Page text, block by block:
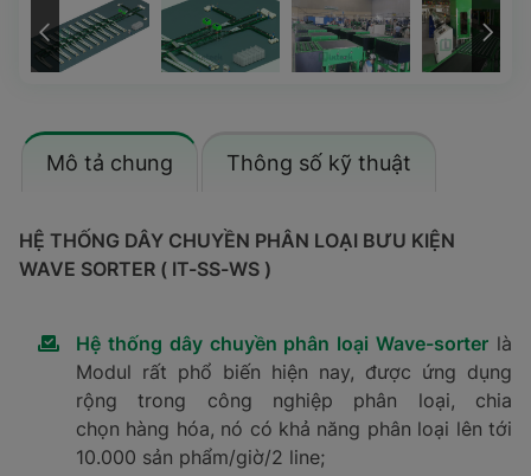
Mô tả chung Thông số kỹ thuật
HỆ THỐNG DÂY CHUYỀN PHÂN LOẠI BƯU KIỆN
WAVE SORTER ( IT-SS-WS )
Hệ thống dây chuyền phân loại Wave-sorter là
Modul rất phổ biến hiện nay, được ứng dụng
rộng trong công nghiệp phân loại, chia
chọn hàng hóa, nó có khả năng phân loại lên tới
10.000 sản phẩm/giờ/2 line;